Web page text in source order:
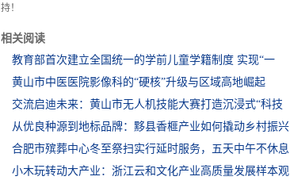
持！
相关阅读
教育部首次建立全国统一的学前儿童学籍制度 实现“一
黄山市中医医院影像科的“硬核”升级与区域高地崛起
交流启迪未来：黄山市无人机技能大赛打造沉浸式“科技
从优良种源到地标品牌：黟县香榧产业如何撬动乡村振兴
合肥市殡葬中心冬至祭扫实行延时服务，五天中午不休息
小木玩转动大产业：浙江云和文化产业高质量发展样本观